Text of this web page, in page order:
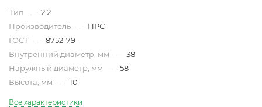
Тип — 2,2
Производитель — ПРС
ГОСТ — 8752-79
Внутренний диаметр, мм — 38
Наружный диаметр, мм — 58
Высота, мм — 10
Все характеристики